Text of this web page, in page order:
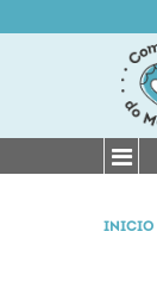
INICIO